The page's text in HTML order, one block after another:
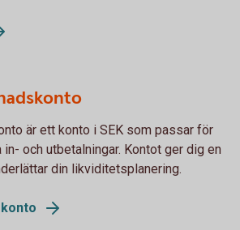
är ett konto i SEK som passar för
och utbetalningar. Kontot ger dig en
din likviditetsplanering.